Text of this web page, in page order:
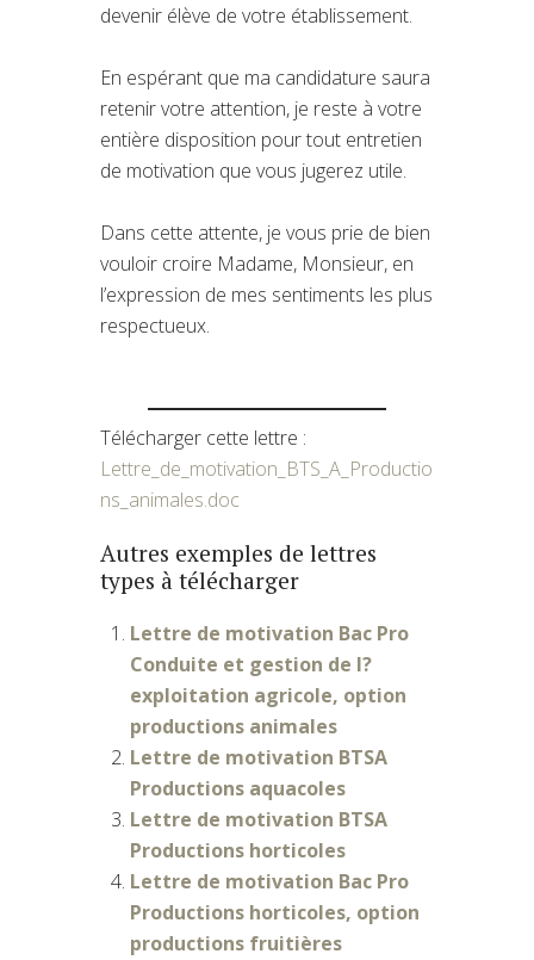
devenir élève de votre établissement.
En espérant que ma candidature saura
retenir votre attention, je reste à votre
entière disposition pour tout entretien
de motivation que vous jugerez utile.
Dans cette attente, je vous prie de bien
vouloir croire Madame, Monsieur, en
l’expression de mes sentiments les plus
respectueux.
Télécharger cette lettre :
Lettre_de_motivation_BTS_A_Productio
ns_animales.doc
Autres exemples de lettres
types à télécharger
Lettre de motivation Bac Pro
Conduite et gestion de l?
exploitation agricole, option
productions animales
Lettre de motivation BTSA
Productions aquacoles
Lettre de motivation BTSA
Productions horticoles
Lettre de motivation Bac Pro
Productions horticoles, option
productions fruitières